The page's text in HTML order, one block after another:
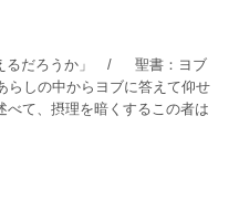
るだろうか」 / 聖書：ヨブ
らしの中からヨブに答えて仰せ
べて、摂理を暗くするこの者は